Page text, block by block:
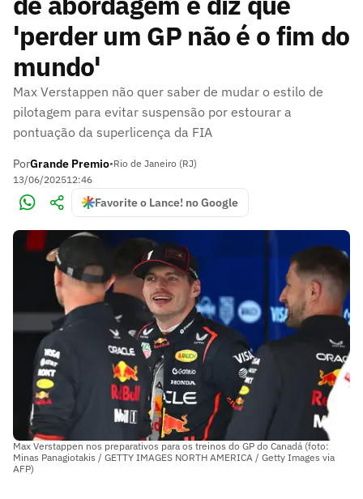
'perder um GP não é o fim do
mundo'
Max Verstappen não quer saber de mudar o estilo de
pilotagem para evitar suspensão por estourar a
pontuação da superlicença da FIA
PorGrande Premio•Rio de Janeiro (RJ)
13/06/202512:46
Favorite o Lance! no Google
Max Verstappen nos preparativos para os treinos do GP do Canadá (foto:
Minas Panagiotakis / GETTY IMAGES NORTH AMERICA / Getty Images via
AFP)